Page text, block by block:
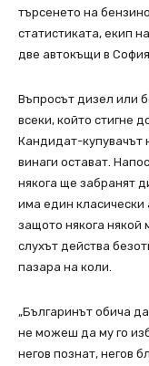
търсенето на
статистиката, екип
две автокъщи в
Въпросът дизел или
всеки, който стигне
Кандидат-купувачът
винаги остават.
някога ще забранят
има един класически
защото някога някой
слухът действа
пазара на коли.
„Българинът обича
не можеш да му го
негов познат, негов